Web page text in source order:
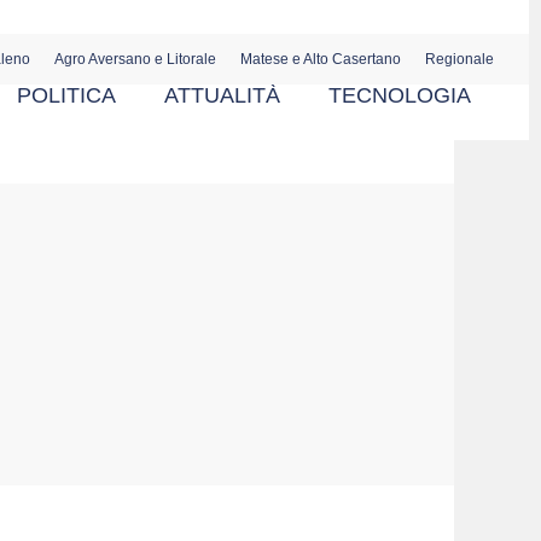
Agro Aversano e Litorale Matese e Alto Casertano Regionale
POLITICA ATTUALITÀ TECNOLOGIA